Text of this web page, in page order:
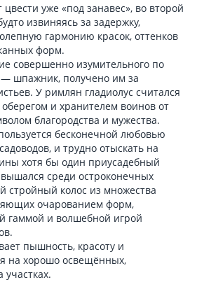
уже «под занавес», во второй
извиняясь за задержку,
гармонию красок, оттенков
форм.
совершенно изумительного по
— шпажник, получено им за
У римлян гладиолус считался
и хранителем воинов от
благородства и мужества.
бесконечной любовью
и трудно отыскать на
хотя бы один приусадебный
среди остроконечных
стройный колос из множества
очарованием форм,
гаммой и волшебной игрой
пышность, красоту и
на хорошо освещённых,